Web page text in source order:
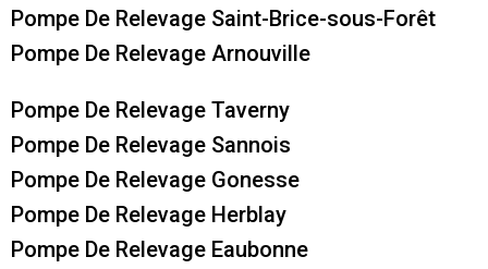
Pompe De Relevage Saint-Brice-sous-Forêt
Pompe De Relevage Arnouville
Pompe De Relevage Taverny
Pompe De Relevage Sannois
Pompe De Relevage Gonesse
Pompe De Relevage Herblay
Pompe De Relevage Eaubonne